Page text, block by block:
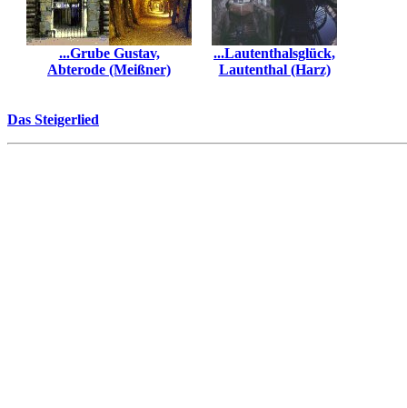
...Grube Gustav,
Abterode (Meißner)
...Lautenthalsglück,
Lautenthal (Harz)
Das Steigerlied